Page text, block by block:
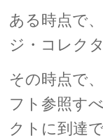
ある時点で
ジ・コレク
その時点で
フト参照す
クトに到達